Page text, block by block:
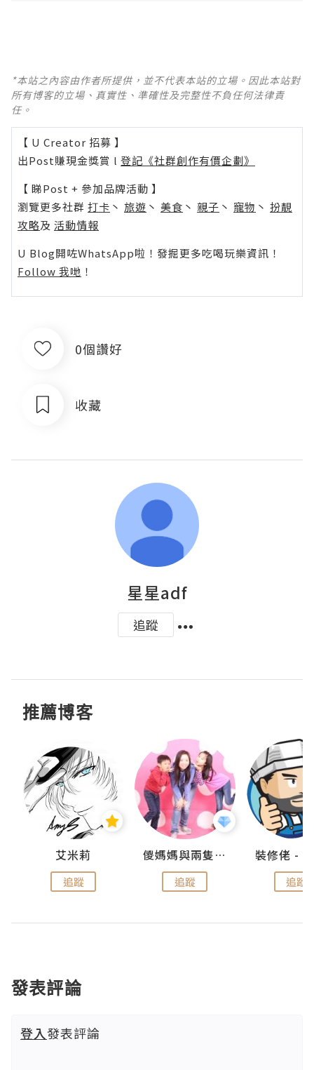
*本站之內容由作者所提供，並不代表本站的立場。因此本站對
所有博客的立場、真實性、準確性及完整性不負任何法律責
任。
【 U Creator 招募 】
出Post賺現金獎賞 l 登記《社群創作有價企劃》
【 睇Post + 參加品牌活動 】
瀏覽更多社群 打卡 丶 旅遊 丶 美食 丶 親子 丶 寵物 丶 扮靚
攻略及 活動情報
U Blog開咗WhatsApp啦！發掘更多吃喝玩樂資訊！
Follow 我哋 ！
0個讚好
收藏
星星adf
追蹤
推薦博客
艾米莉
追蹤
儍媽媽與兩隻小魔怪之家
追蹤 追蹤
發表評論
登入發表評論